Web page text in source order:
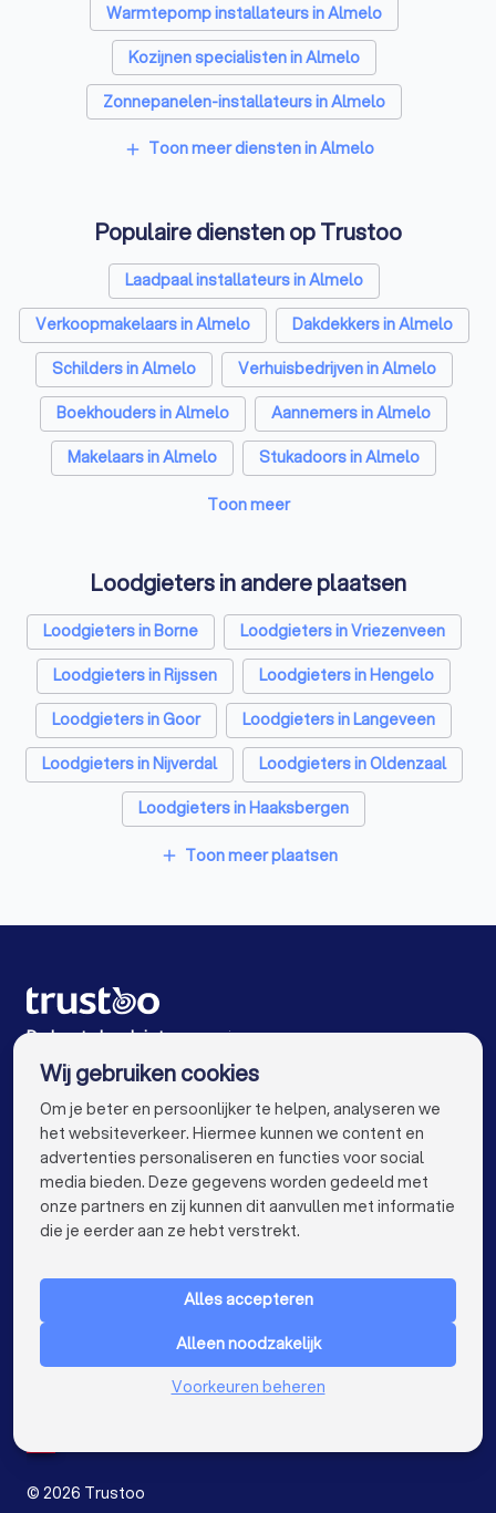
Warmtepomp installateurs in Almelo
Kozijnen specialisten in Almelo
Zonnepanelen-installateurs in Almelo
Thuisbatterij installateurs in Almelo
add Toon meer diensten in Almelo
Populaire diensten op Trustoo
Laadpaal installateurs in Almelo
Verkoopmakelaars in Almelo
Dakdekkers in Almelo
Schilders in Almelo
Verhuisbedrijven in Almelo
Boekhouders in Almelo
Aannemers in Almelo
Makelaars in Almelo
Stukadoors in Almelo
Schoonmaakbedrijven in Almelo
Energielabel adviseurs in Almelo
Rijscholen in Almelo
Advocaten in Almelo
Toon meer
Loodgieters in andere plaatsen
Loodgieters in Borne
Loodgieters in Vriezenveen
Loodgieters in Rijssen
Loodgieters in Hengelo
Loodgieters in Goor
Loodgieters in Langeveen
Loodgieters in Nijverdal
Loodgieters in Oldenzaal
Loodgieters in Haaksbergen
Loodgieters in Enschede
Loodgieters in Utrecht
Loodgieters in Tilburg
Loodgieters in Groningen
Loodgieters in Almere
Loodgieters in Nijmegen
Loodgieters in Haarlem
Loodgieters in Arnhem
Loodgieters in Amersfoort
Loodgieters in Apeldoorn
Loodgieters in Maastricht
Loodgieters in Leiden
Loodgieters in Dordrecht
Loodgieters in Zoetermeer
add Toon meer plaatsen
De beste loodgieters voor jou
VOOR PARTICULIEREN keyboard_arrow_down
Nederland
© 2026 Trustoo
Wij gebruiken cookies
Om je beter en persoonlijker te helpen, analyseren we
het websiteverkeer. Hiermee kunnen we content en
advertenties personaliseren en functies voor social
media bieden. Deze gegevens worden gedeeld met
onze partners en zij kunnen dit aanvullen met informatie
die je eerder aan ze hebt verstrekt.
Alles accepteren
Alleen noodzakelijk
Voorkeuren beheren